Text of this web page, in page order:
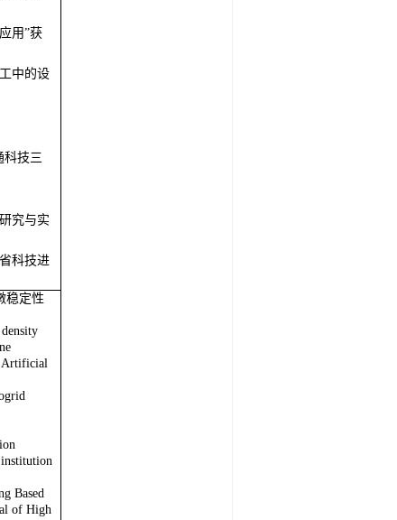
杯示范
用”获
中的设
技三
究与实
科技进
定性